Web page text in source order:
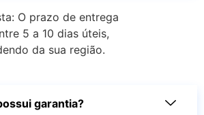
O prazo de entrega
5 a 10 dias úteis,
da sua região.
garantia?